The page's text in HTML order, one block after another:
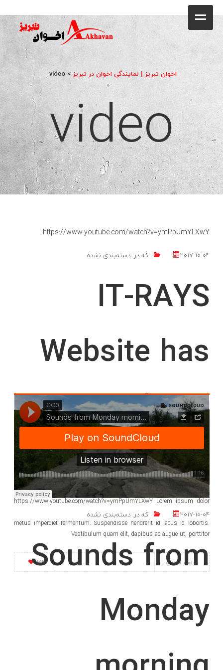
فروشگاه
محصولات
جشنواره فروش ویژه
کاتالوگ
گالری
وبلاگ
اخوان تبریز | نمایندگی اخوان در تبریز>
video
video
https://www.youtube.com/watch?v=ymPpUmYLXwY
2017-10-04 که در:دسته‌بندی نشده
IT-RAYS
Website has
been
launched
https://www.youtube.com/watch?v=ymPpUmYLXwY Lorem ipsum dolor
sit amet, consectetur adipiscing elit. Pellentesque imperdiet purus quis
metus imperdiet fermentum. Suspendisse hendrerit id lacus id lobortis.
Vestibulum quam elit, dapibus ac augue ut, porttitor
LIKE ادامه مطلب
2017-10-04 که در:دسته‌بندی نشده
Sounds from
Monday